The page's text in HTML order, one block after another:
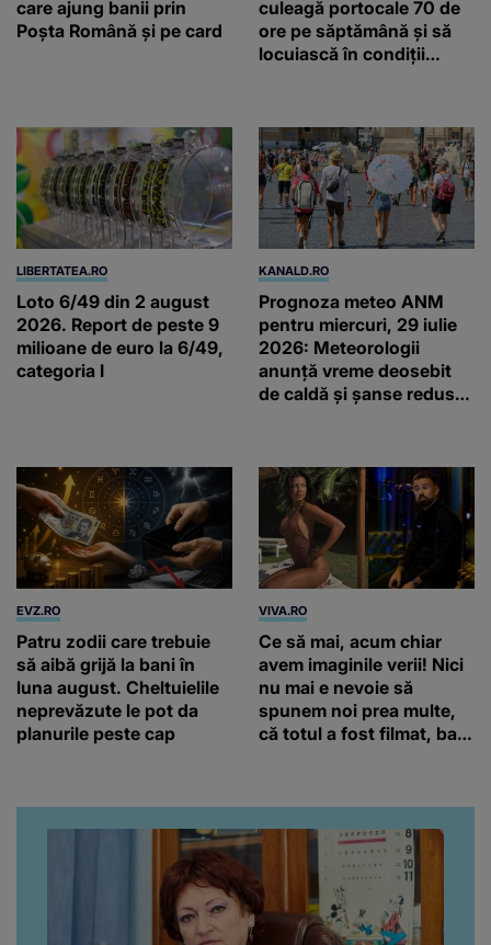
care ajung banii prin
Poșta Română și pe card
culeagă portocale 70 de
ore pe săptămână și să
locuiască în condiții
LIBERTATEA.RO
Loto 6/49 din 2 august
2026. Report de peste 9
milioane de euro la 6/49,
categoria I
KANALD.RO
Prognoza meteo ANM
pentru miercuri, 29 iulie
2026: Meteorologii
anunță vreme deosebit
de caldă și șanse reduse
EVZ.RO
Patru zodii care trebuie
să aibă grijă la bani în
luna august. Cheltuielile
neprevăzute le pot da
planurile peste cap
VIVA.RO
Ce să mai, acum chiar
avem imaginile verii! Nici
nu mai e nevoie să
spunem noi prea multe,
că totul a fost filmat, ba
da, frumoasa iubită a lui
Florin Ristei e...